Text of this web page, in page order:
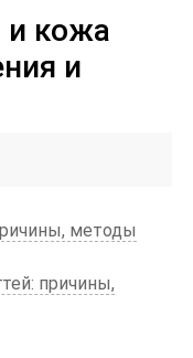
и кожа
и
методы
причины,